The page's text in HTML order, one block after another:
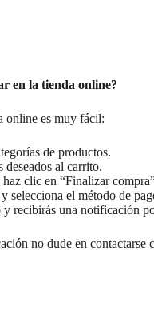
en la tienda online?
online es muy fácil:
de productos.
al carrito.
clic en “Finalizar
selecciona el método de
recibirás una notificación
no dude en contactarse